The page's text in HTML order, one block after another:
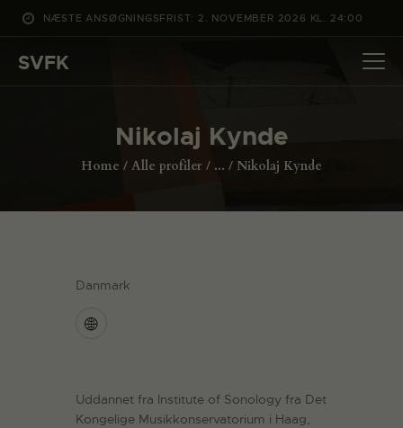
NÆSTE ANSØGNINGSFRIST: 2. NOVEMBER 2026 KL. 24:00
SVFK
Nikolaj Kynde
Home Alle profiler ... Nikolaj Kynde
DET SKER
ANSØG
Danmark
Uddannet fra Institute of Sonology fra Det
Kongelige Musikkonservatorium i Haag,